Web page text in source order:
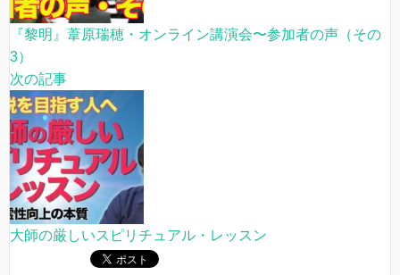
『黎明』葦原瑞穂・オンライン講演会〜参加者の声（その
3）
次の記事
大師の厳しいスピリチュアル・レッスン